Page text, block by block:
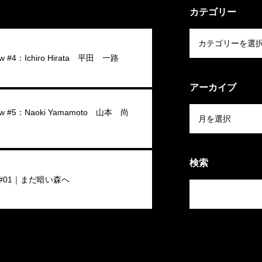
#4：Ichiro Hirata 平田 一路
#5：Naoki Yamamoto 山本 尚
｜まだ暗い森へ
カテゴリー
アーカイブ
検索